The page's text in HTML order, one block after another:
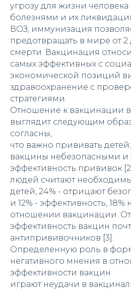
угрозу для жизни
болезнями и их
ВОЗ, иммунизация
предотвращать в мире от 2
смерти. Вакцинация
самых эффективных с
экономической позиций
здравоохранение с
стратегиями.
Отношение к вакцинации в
выглядит следующим
согласны,
что важно прививать
вакцины небезопасными и
эффективность прививок
людей считают
детей, 24% - отрицают
и 12% - эффективность,
отношении вакцинации.
эффективность вакцин
антипрививочников [3].
Определенную роль в
негативного мнения в
эффективности вакцин
играют неудачи в